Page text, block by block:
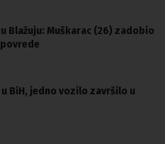
Blažuju: Muškarac (26) zadobio
BiH, jedno vozilo završilo u